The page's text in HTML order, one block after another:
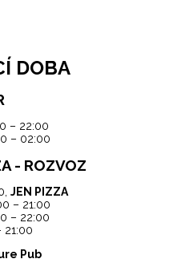
DOBA
– 22:00
– 02:00
- ROZVOZ
JEN PIZZA
– 21:00
– 22:00
21:00
Pub